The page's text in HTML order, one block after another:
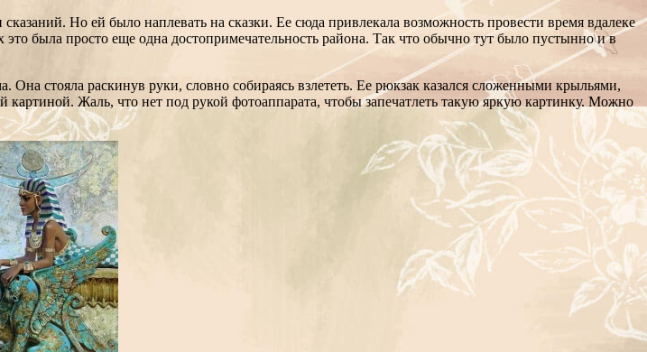
Но ей было наплевать на сказки. Ее сюда привлекала возможность провести время вдалеке
была просто еще одна достопримечательность района. Так что обычно тут было пустынно и в
стояла раскинув руки, словно собираясь взлететь. Ее рюкзак казался сложенными крыльями,
Жаль, что нет под рукой фотоаппарата, чтобы запечатлеть такую яркую картинку. Можно